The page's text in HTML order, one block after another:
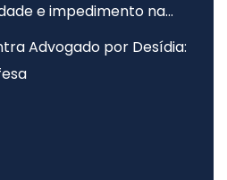
e impedimento na
Advogado por Desídia: